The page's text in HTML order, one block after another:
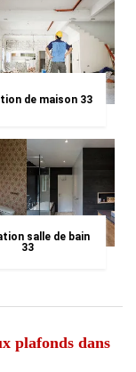
de maison 33
salle de bain
33
plafonds dans